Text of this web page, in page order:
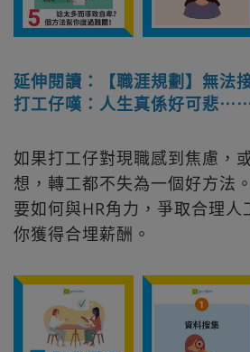
延伸閱讀：【職涯規劃】無法
打工仔嘆：人生真係好可悲
如果打工仔對現職感到焦慮，
想，轉工都不失為一個好方法
要如何與HR角力，爭取合理人
你獲得合埋薪酬。